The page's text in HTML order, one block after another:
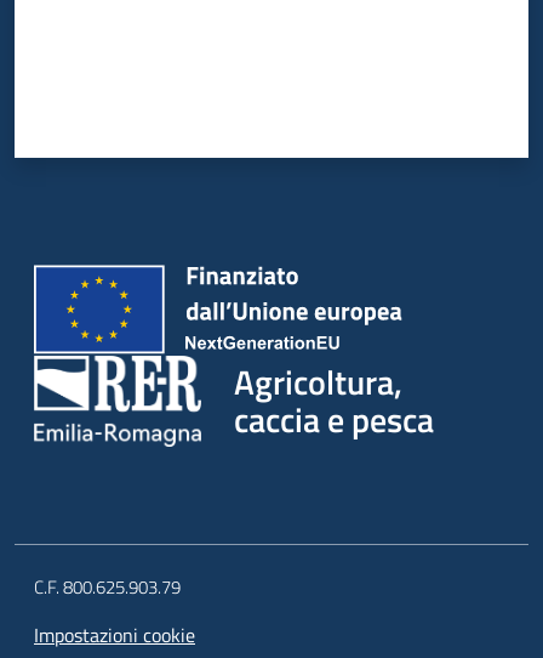
Agricoltura,
caccia e pesca
C.F. 800.625.903.79
Impostazioni cookie